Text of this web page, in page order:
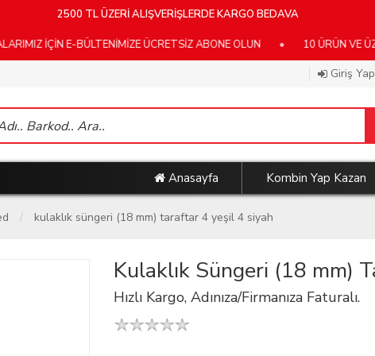
2500 TL ÜZERİ ALIŞVERİŞLERDE KARGO BEDAVA
İÇİN E-BÜLTENİMİZE ÜCRETSİZ ABONE OLUN • 10 ÜRÜN VE ÜZERİ
Giriş Yap
Anasayfa Kombin Yap Kazan
kulaklık süngeri (18 mm) taraftar 4 yeşil 4 siyah
Kulaklık Süngeri (18 mm)
Hızlı Kargo, Adınıza/Firmanıza Faturalı.